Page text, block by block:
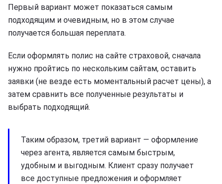
Первый вариант может показаться самым
подходящим и очевидным, но в этом случае
получается большая переплата.
Если оформлять полис на сайте страховой, сначала
нужно пройтись по нескольким сайтам, оставить
заявки (не везде есть моментальный расчет цены), а
затем сравнить все полученные результаты и
выбрать подходящий.
Таким образом, третий вариант — оформление
через агента, является самым быстрым,
удобным и выгодным. Клиент сразу получает
все доступные предложения и оформляет